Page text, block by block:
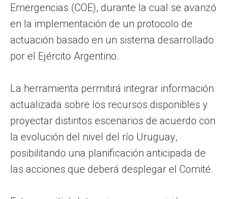
Emergencias (COE), durante la cual se avanzó
en la implementación de un protocolo de
actuación basado en un sistema desarrollado
por el Ejército Argentino.
La herramienta permitirá integrar información
actualizada sobre los recursos disponibles y
proyectar distintos escenarios de acuerdo con
la evolución del nivel del río Uruguay,
posibilitando una planificación anticipada de
las acciones que deberá desplegar el Comité.